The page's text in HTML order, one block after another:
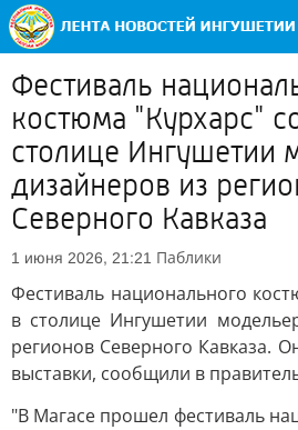
Фестиваль
костюма "Курхарс"
столице Ингушетии
дизайнеров из
Северного Кавказа
1 июня 2026, 21:21 Паблики
Фестиваль национального
в столице Ингушетии
регионов Северного Кавказа.
выставки, сообщили в
"В Магасе прошел фестиваль